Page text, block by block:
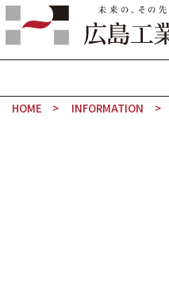
HOME INFORMATION